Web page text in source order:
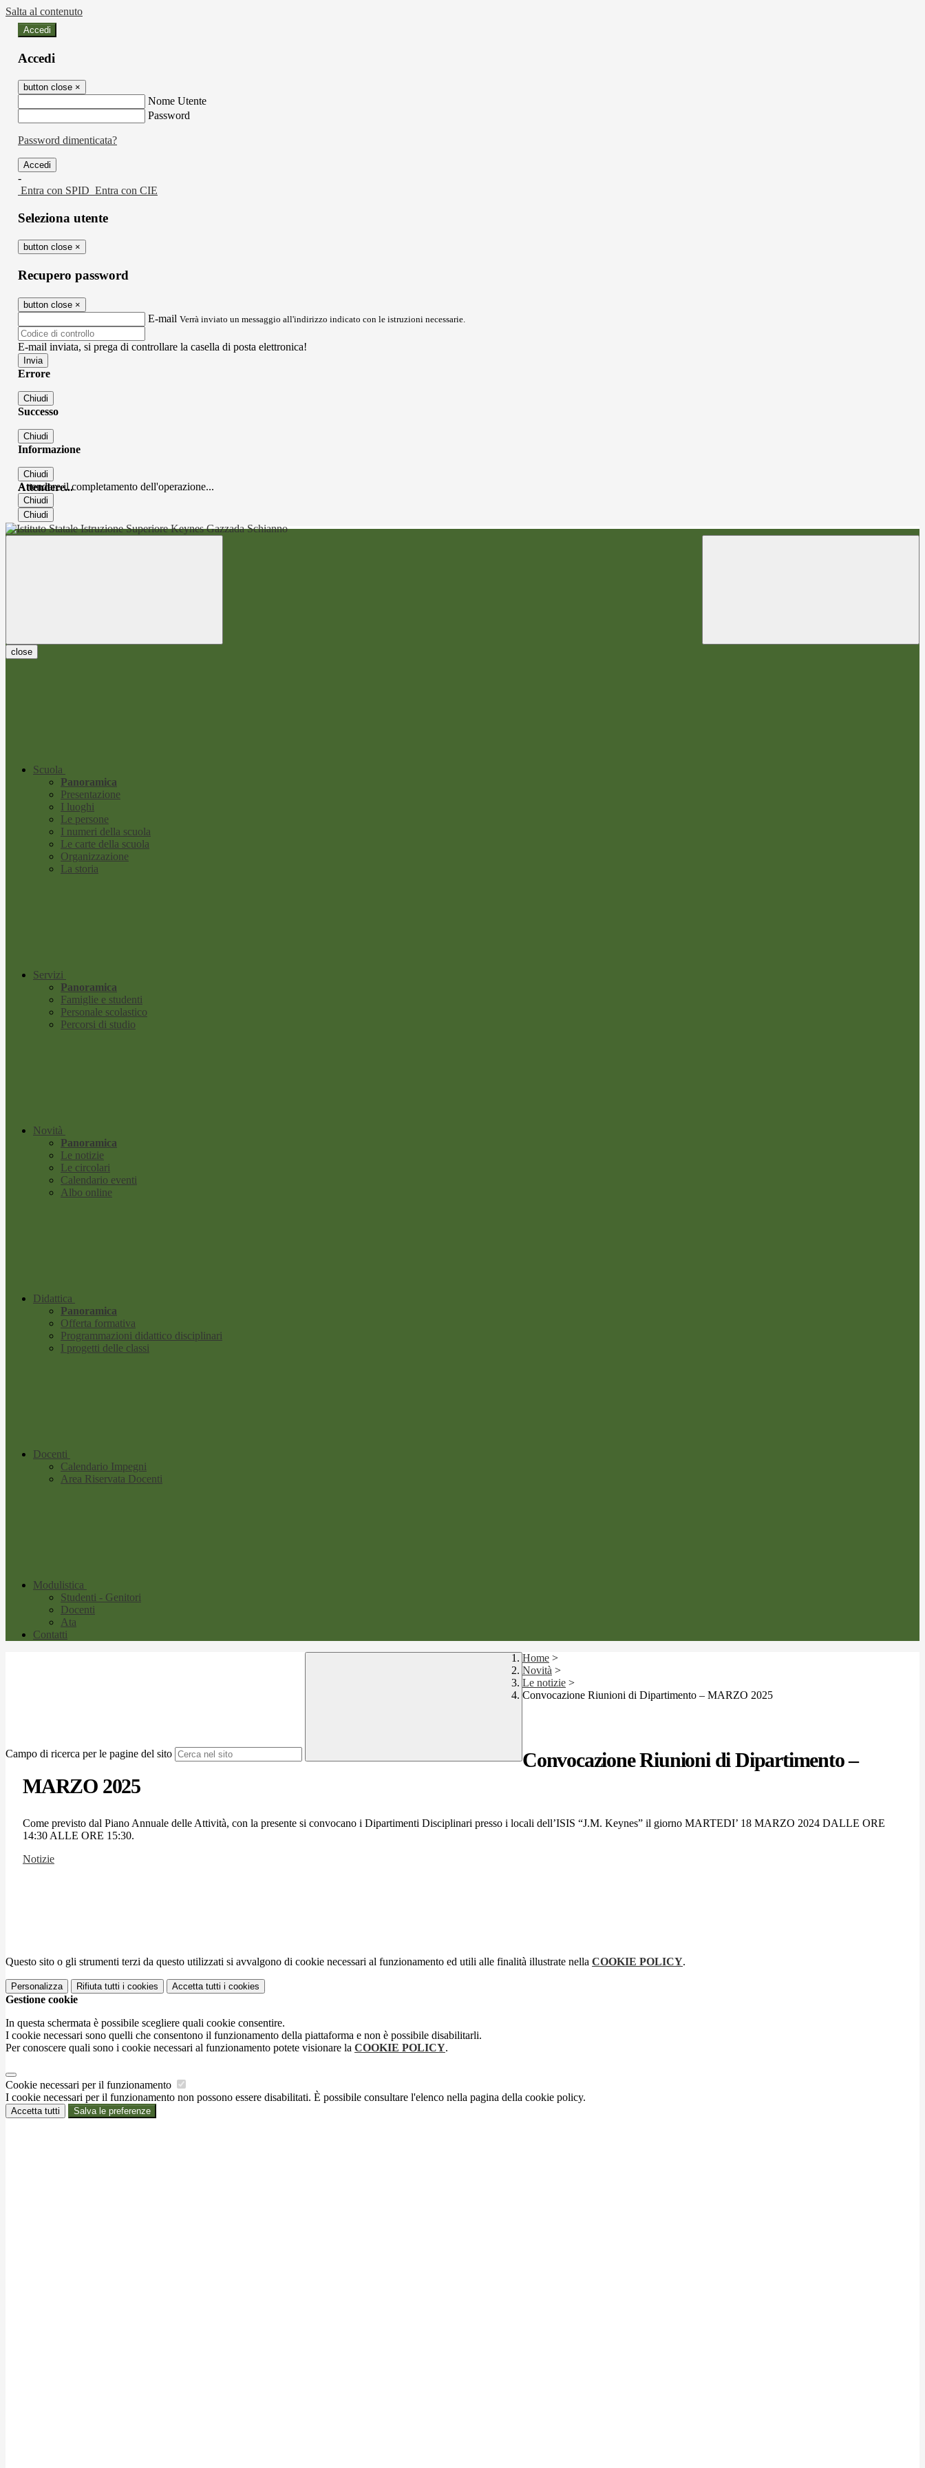
Salta al contenuto
Accedi
Accedi
button close ×
Nome Utente
Password
Password dimenticata?
-
Entra con SPID Entra con CIE
Seleziona utente
button close ×
Recupero password
button close ×
E-mail Verrà inviato un messaggio all'indirizzo indicato con le istruzioni necessarie.
E-mail inviata, si prega di controllare la casella di posta elettronica!
Errore
Chiudi
Successo
Chiudi
Informazione
Chiudi
Attendere...
Attendere il completamento dell'operazione...
Chiudi
Chiudi
close
Scuola
Panoramica
Presentazione
I luoghi
Le persone
I numeri della scuola
Le carte della scuola
Organizzazione
La storia
Servizi
Panoramica
Famiglie e studenti
Personale scolastico
Percorsi di studio
Novità
Panoramica
Le notizie
Le circolari
Calendario eventi
Albo online
Didattica
Panoramica
Offerta formativa
Programmazioni didattico disciplinari
I progetti delle classi
Docenti
Calendario Impegni
Area Riservata Docenti
Modulistica
Studenti - Genitori
Docenti
Ata
Contatti
Campo di ricerca per le pagine del sito
Home >
Novità >
Le notizie >
Convocazione Riunioni di Dipartimento – MARZO 2025
Convocazione Riunioni di Dipartimento –
MARZO 2025
Come previsto dal Piano Annuale delle Attività, con la presente si convocano i Dipartimenti Disciplinari presso i locali dell’ISIS “J.M. Keynes” il giorno MARTEDI’ 18 MARZO 2024 DALLE ORE
14:30 ALLE ORE 15:30.
Notizie
Questo sito o gli strumenti terzi da questo utilizzati si avvalgono di cookie necessari al funzionamento ed utili alle finalità illustrate nella COOKIE POLICY.
Personalizza Rifiuta tutti i cookies Accetta tutti i cookies
Gestione cookie
In questa schermata è possibile scegliere quali cookie consentire.
I cookie necessari sono quelli che consentono il funzionamento della piattaforma e non è possibile disabilitarli.
Per conoscere quali sono i cookie necessari al funzionamento potete visionare la COOKIE POLICY.
Cookie necessari per il funzionamento
I cookie necessari per il funzionamento non possono essere disabilitati. È possibile consultare l'elenco nella pagina della cookie policy.
Accetta tutti Salva le preferenze